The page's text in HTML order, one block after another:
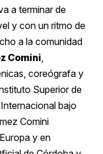
a terminar de
y con un ritmo de
a la comunidad
Comini
coreógrafa y
Superior de
bajo
Comini
y en